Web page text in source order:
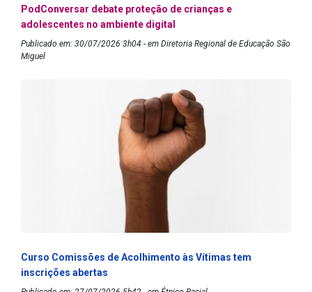
PodConversar debate proteção de crianças e
adolescentes no ambiente digital
Publicado em: 30/07/2026 3h04 - em Diretoria Regional de Educação São
Miguel
Curso Comissões de Acolhimento às Vítimas tem
inscrições abertas